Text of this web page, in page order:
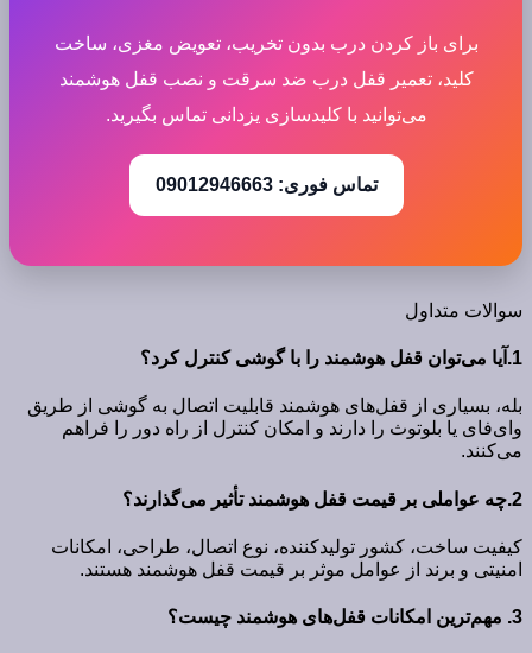
برای باز کردن درب بدون تخریب، تعویض مغزی، ساخت
کلید، تعمیر قفل درب ضد سرقت و نصب قفل هوشمند
می‌توانید با کلیدسازی یزدانی تماس بگیرید.
تماس فوری: 09012946663
سوالات متداول
1.آیا می‌توان قفل هوشمند را با گوشی کنترل کرد؟
بله، بسیاری از قفل‌های هوشمند قابلیت اتصال به گوشی از طریق
وای‌فای یا بلوتوث را دارند و امکان کنترل از راه دور را فراهم
می‌کنند.
2.چه عواملی بر قیمت قفل هوشمند تأثیر می‌گذارند؟
کیفیت ساخت، کشور تولیدکننده، نوع اتصال، طراحی، امکانات
امنیتی و برند از عوامل موثر بر قیمت قفل هوشمند هستند.
3. مهم‌ترین امکانات قفل‌های هوشمند چیست؟